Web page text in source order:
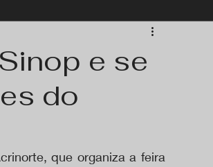
e se
do
que organiza a feira